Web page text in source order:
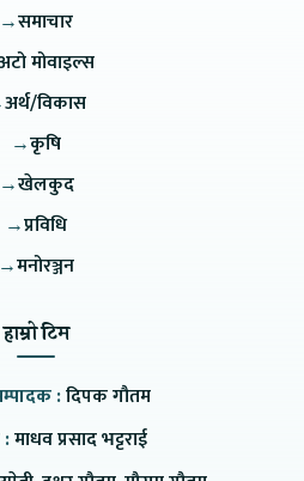
→समाचार
मोवाइल्स
अर्थ/विकास
→कृषि
→खेलकुद
→प्रविधि
→मनोरञ्जन
हाम्रो टिम
:दिपक गौतम
:माधव प्रसाद भट्टराई